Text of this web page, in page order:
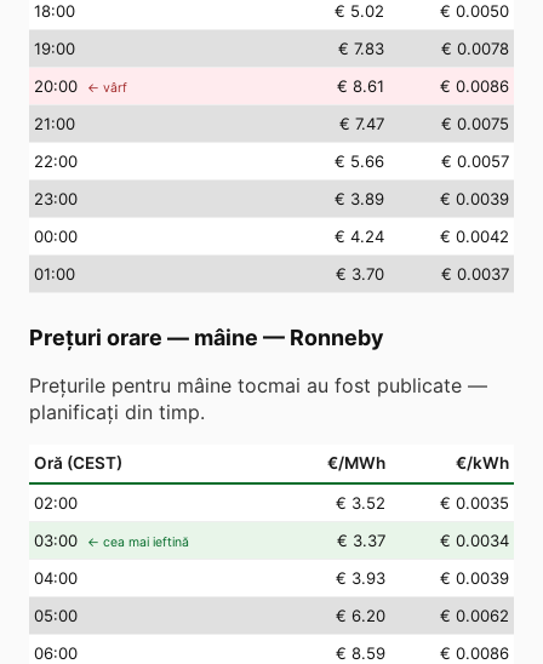
18:00 € 5.02
€ 0.0050
19:00 € 7.83
€ 0.0078
20:00 ← vârf € 8.61
€ 0.0086
21:00 € 7.47
€ 0.0075
22:00 € 5.66
€ 0.0057
23:00 € 3.89
€ 0.0039
00:00 € 4.24
€ 0.0042
01:00 € 3.70 € 0.0037
Prețuri orare — mâine — Ronneby
Prețurile pentru mâine tocmai au fost publicate —
planificați din timp.
Oră (CEST) €/MWh €/kWh
02:00 € 3.52
€ 0.0035
03:00 ← cea mai ieftină € 3.37
€ 0.0034
04:00 € 3.93
€ 0.0039
05:00 € 6.20
€ 0.0062
06:00 € 8.59
€ 0.0086